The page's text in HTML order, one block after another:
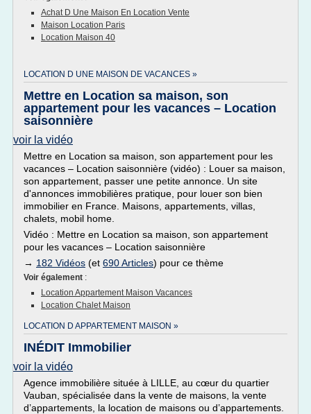
Achat D Une Maison En Location Vente
Maison Location Paris
Location Maison 40
LOCATION D UNE MAISON DE VACANCES »
Mettre en Location sa maison, son
appartement pour les vacances – Location
saisonnière
voir la vidéo
Mettre en Location sa maison, son appartement pour les
vacances – Location saisonnière (vidéo) : Louer sa maison,
son appartement, passer une petite annonce. Un site
d'annonces immobilières pratique, pour louer son bien
immobilier en France. Maisons, appartements, villas,
chalets, mobil home.
Vidéo : Mettre en Location sa maison, son appartement
pour les vacances – Location saisonnière
→ 182 Vidéos (et 690 Articles) pour ce thème
Voir également :
Location Appartement Maison Vacances
Location Chalet Maison
LOCATION D APPARTEMENT MAISON »
INÉDIT Immobilier
voir la vidéo
Agence immobilière située à LILLE, au cœur du quartier
Vauban, spécialisée dans la vente de maisons, la vente
d’appartements, la location de maisons ou d’appartements.